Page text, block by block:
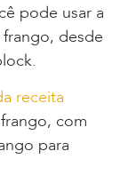
pode usar a
desde
receita
com
para